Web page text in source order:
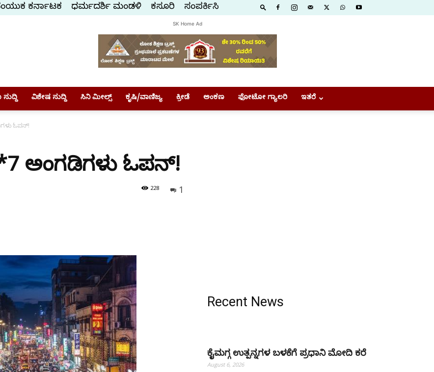
ಕರ್ನಾಟಕ ಧರ್ಮದರ್ಶಿ ಮಂಡಳಿ ಕಸ್ತೂರಿ ಸಂಪರ್ಕಿಸಿ
SK Home Ad
ಸುದ್ದಿ ವಿಶೇಷ ಸುದ್ದಿ ಸಿನಿ ಮೀಲ್ಸ್ ಕೃಷಿ/ವಾಣಿಜ್ಯ ಕ್ರೀಡೆ ಅಂಕಣ ಫೋಟೋ ಗ್ಯಾಲರಿ ಇತರೆ
ಓಪನ್!
ಅಂಗಡಿಗಳು ಓಪನ್!
1
228
Recent News
ಕೈಮಗ್ಗ ಉತ್ಪನ್ನಗಳ ಬಳಕೆಗೆ ಪ್ರಧಾನಿ ಮೋದಿ ಕರೆ
August 6, 2026